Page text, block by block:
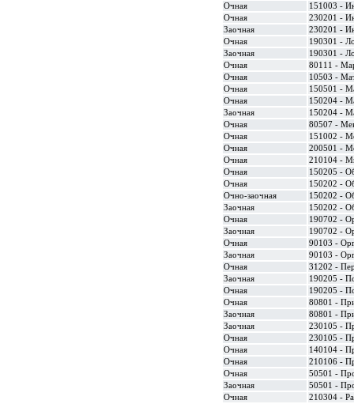
Очная
151003 -
Очная
230201 -
Заочная
230201 -
Очная
190301 -
Заочная
190301 -
Очная
80111 -
Очная
10503 -
Очная
150501 -
Очная
150204 -
Заочная
150204 -
Очная
80507 -
Очная
151002 -
Очная
200501 -
Очная
210104 -
Очная
150205 -
Очная
150202 -
Очно-заочная
150202 -
Заочная
150202 -
Очная
190702 -
Заочная
190702 -
Очная
90103 -
Заочная
90103 -
Очная
31202 -
Заочная
190205 -
Очная
190205 -
Очная
80801 -
Заочная
80801 -
Заочная
230105 -
Очная
230105 -
Очная
140104 -
Очная
210106 -
Очная
50501 -
Заочная
50501 -
Очная
210304 -